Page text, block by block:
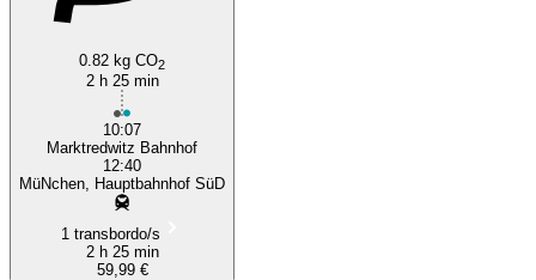
0.82 kg CO2
2 h 25 min
10:07
Marktredwitz Bahnhof
12:40
MüNchen, Hauptbahnhof SüD
1 transbordo/s
2 h 25 min
59,99 €